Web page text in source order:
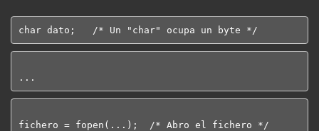
char dato;   /* Un "char" ocupa un byte */
...
fichero = fopen(...);  /* Abro el fichero */